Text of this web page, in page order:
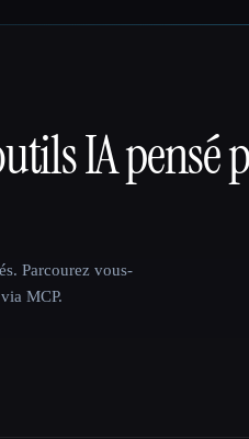
IA pensé
Parcourez vous-
MCP.